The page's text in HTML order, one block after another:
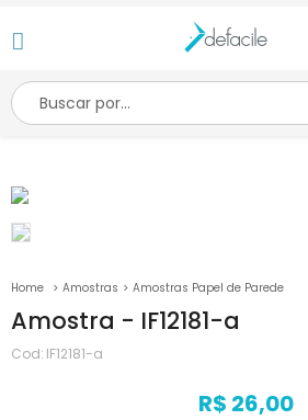
Amostras Amostras Papel de Parede
Amostra - IF12181-a
Cod: IF12181-a
R$ 26,00